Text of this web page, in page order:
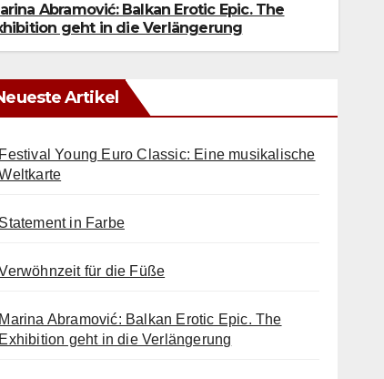
2026
Abramović: Balkan Erotic Epic. The
geht in die Verlängerung
Artikel
Festival Young Euro Classic: Eine musikalische
Statement in Farbe
für die Füße
Marina Abramović: Balkan Erotic Epic. The
Exhibition geht in die Verlängerung